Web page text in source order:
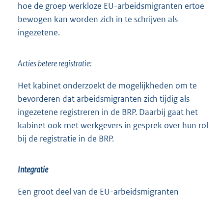
hoe de groep werkloze EU-arbeidsmigranten ertoe
bewogen kan worden zich in te schrijven als
ingezetene.
Acties betere registratie:
Het kabinet onderzoekt de mogelijkheden om te
bevorderen dat arbeidsmigranten zich tijdig als
ingezetene registreren in de BRP. Daarbij gaat het
kabinet ook met werkgevers in gesprek over hun rol
bij de registratie in de BRP.
Integratie
Een groot deel van de EU-arbeidsmigranten